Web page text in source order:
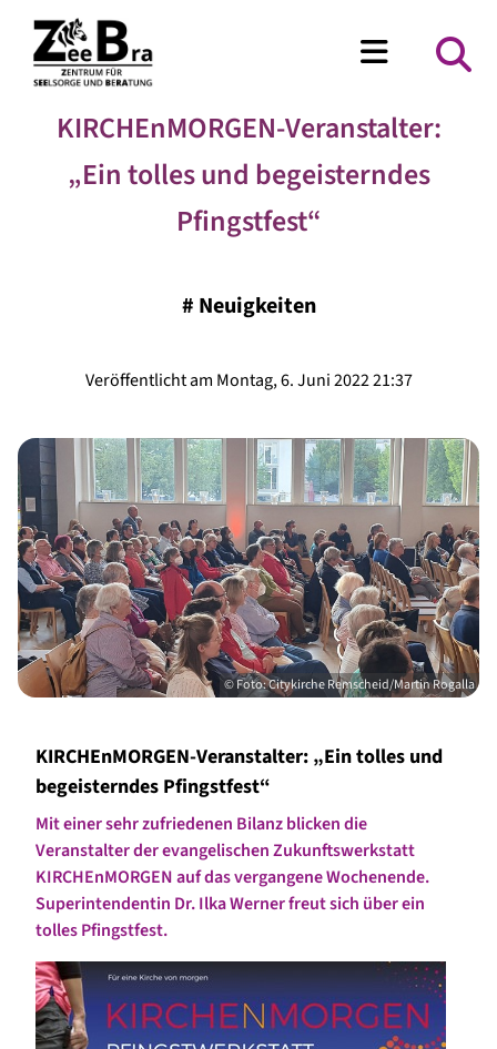
KIRCHEnMORGEN-Veranstalter:
„Ein tolles und begeisterndes
Pfingstfest“
# Neuigkeiten
Veröffentlicht am Montag, 6. Juni 2022 21:37
© Foto: Citykirche Remscheid/Martin Rogalla
KIRCHEnMORGEN-Veranstalter: „Ein tolles und
begeisterndes Pfingstfest“
Mit einer sehr zufriedenen Bilanz blicken die
Veranstalter der evangelischen Zukunftswerkstatt
KIRCHEnMORGEN auf das vergangene Wochenende.
Superintendentin Dr. Ilka Werner freut sich über ein
tolles Pfingstfest.